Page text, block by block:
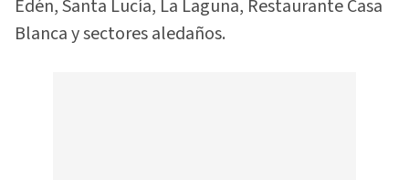
Edén, Santa Lucía, La Laguna, Restaurante Casa
Blanca y sectores aledaños.